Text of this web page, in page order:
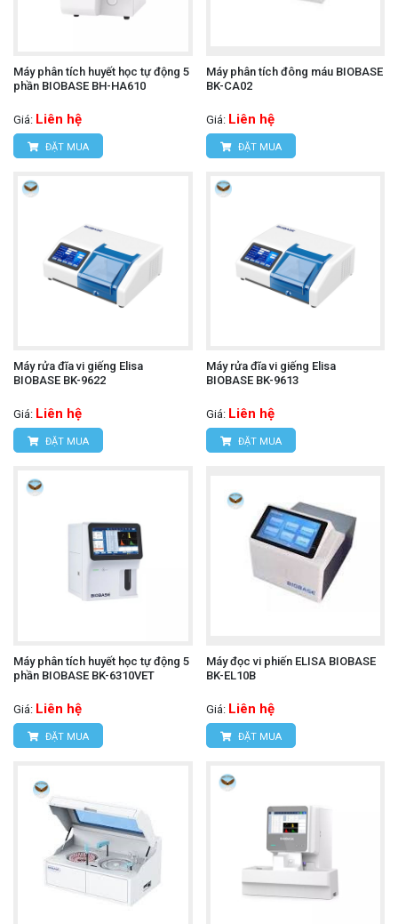
Máy phân tích huyết học tự động 5
phần BIOBASE BH-HA610
Giá: Liên hệ
ĐẶT MUA
Máy phân tích đông máu BIOBASE
BK-CA02
Giá: Liên hệ
ĐẶT MUA
Máy rửa đĩa vi giếng Elisa
BIOBASE BK-9622
Giá: Liên hệ
ĐẶT MUA
Máy rửa đĩa vi giếng Elisa
BIOBASE BK-9613
Giá: Liên hệ
ĐẶT MUA
Máy phân tích huyết học tự động 5
phần BIOBASE BK-6310VET
Giá: Liên hệ
ĐẶT MUA
Máy đọc vi phiến ELISA BIOBASE
BK-EL10B
Giá: Liên hệ
ĐẶT MUA